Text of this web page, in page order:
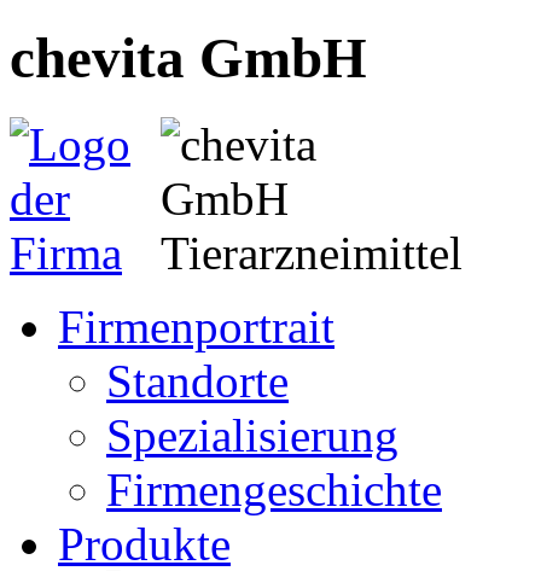
chevita GmbH
Firmenportrait
Standorte
Spezialisierung
Firmengeschichte
Produkte